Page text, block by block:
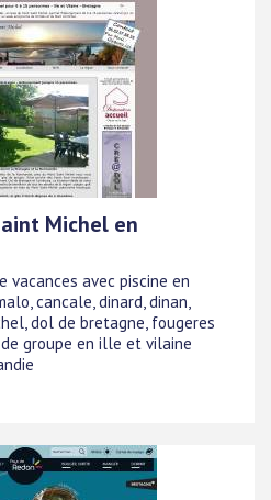
Michel en
vacances avec piscine en
cancale, dinard, dinan,
dol de bretagne, fougeres
groupe en ille et vilaine